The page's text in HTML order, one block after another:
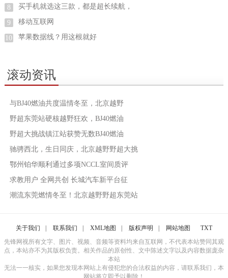
8 买手机就选这三款，都是超长续航，
9 移动互联网
10 苹果数据线？用这根就好
滚动资讯
与BJ40燃油共度温情冬至，北京越野
野超东莞站硬核越野狂欢，BJ40燃油
野超大挑战镇江站获赞无数BJ40燃油
驰骋西北，生日同庆，北京越野野超大挑
鄂州铂华顺利通过多项NCCL室间质评
求教用户 全网共创 长城汽车新平台征
潮流东莞燃情冬至！北京越野野超东莞站
关于我们 | 联系我们 | XML地图 | 版权声明 | 网站地图
TXT
先锋网视所有文字、图片、视频、音频等资料均来自互联网，不代表本站赞同其观
点，本站亦不为其版权负责。相关作品的原创性、文中陈述文字以及内容数据庞杂
本站
无法一一核实，如果您发现本网站上有侵犯您的合法权益的内容，请联系我们，本
网站将立即予以删除！